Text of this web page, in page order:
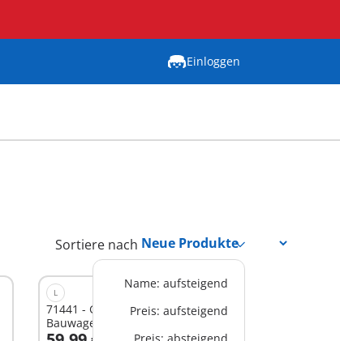
Einloggen
Sortiere nach
Name: aufsteigend
Preis: aufsteigend
L
71441 - Gemütliches
Bauwagencafé